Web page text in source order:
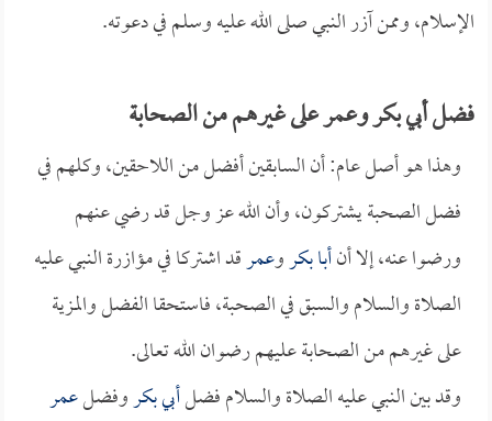
الإسلام، وممن آزر النبي صلى الله عليه وسلم في دعوته.
فضل أبي بكر وعمر على غيرهم من الصحابة
وهذا هو أصل عام: أن السابقين أفضل من اللاحقين، وكلهم في
فضل الصحبة يشتركون، وأن الله عز وجل قد رضي عنهم
ورضوا عنه، إلا أنأبا بكروعمرقد اشتركا في مؤازرة النبي عليه
الصلاة والسلام والسبق في الصحبة، فاستحقا الفضل والمزية
على غيرهم من الصحابة عليهم رضوان الله تعالى.
وقد بين النبي عليه الصلاة والسلام فضلأبي بكروفضلعمر